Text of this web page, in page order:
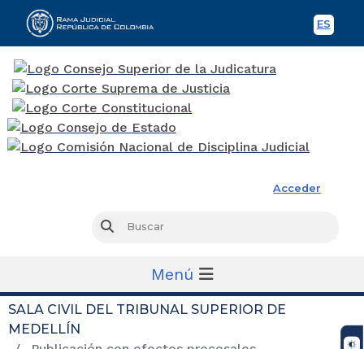
ES
Acceder
Buscar
Menú
SALA CIVIL DEL TRIBUNAL SUPERIOR DE
MEDELLÍN